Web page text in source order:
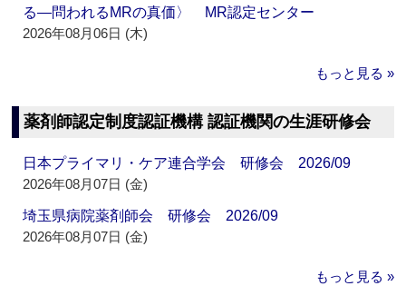
る―問われるMRの真価〉 MR認定センター
2026年08月06日 (木)
もっと見る »
薬剤師認定制度認証機構 認証機関の生涯研修会
日本プライマリ・ケア連合学会 研修会 2026/09
2026年08月07日 (金)
埼玉県病院薬剤師会 研修会 2026/09
2026年08月07日 (金)
もっと見る »